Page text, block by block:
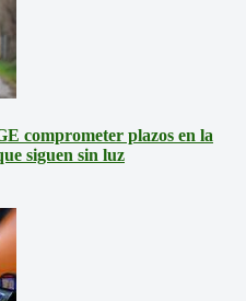
comprometer plazos en la
siguen sin luz